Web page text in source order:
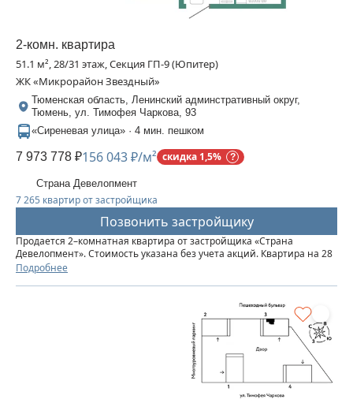
2-комн. квартира
51.1 м², 28/31 этаж, Секция ГП-9 (Юпитер)
ЖК «Микрорайон Звездный»
Тюменская область, Ленинский админстративный округ,
Тюмень, ул. Тимофея Чаркова, 93
«Сиреневая улица» · 4 мин. пешком
7 973 778 ₽156 043 ₽/м² скидка 1,5%
Страна Девелопмент
7 265 квартир от застройщика
Позвонить застройщику
Продается 2–комнатная квартира от застройщика «Страна
Девелопмент». Стоимость указана без учета акций. Квартира на 28
этаже, площадь квартиры 51,1 кв. м. Сдача — в 3 квартале 2025
Подробнее